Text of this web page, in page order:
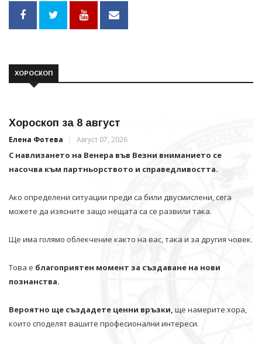
ХОРОСКОП
Хороскоп за 8 август
Елена Фотева Август 07, 2026
С навлизането на Венера във Везни вниманието се
насочва към партньорството и справедливостта.
Ако определени ситуации преди са били двусмислени, сега
можете да изясните защо нещата са се развили така.
Ще има голямо облекчение както на вас, така и за другия човек.
Това е благоприятен момент за създаване на нови
познанства.
Вероятно ще създадете ценни връзки, ще намерите хора,
които споделят вашите професионални интереси.